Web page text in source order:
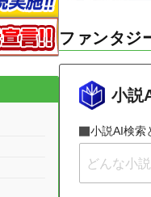
ファンタジ
小説
小説AI検索